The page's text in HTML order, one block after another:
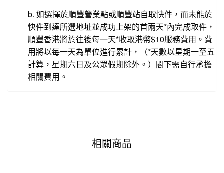
b. 如選擇於順豐營業點或順豐站自取快件，而未能於
快件到達所選地址並成功上架的首兩天*內完成取件，
順豐香港將於往後每一天*收取港幣$10服務費用。費
用將以每一天為單位進行累計，（*天數以星期一至五
計算，星期六日及公眾假期除外。）閣下需自行承擔
相關費用。
相關商品